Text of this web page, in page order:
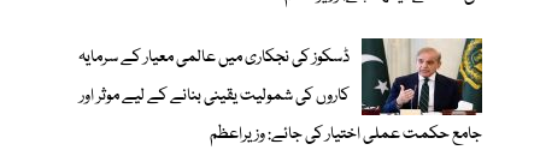
ڈسکوز کی نجکاری میں عالمی معیار کے سرمایہ
کاروں کی شمولیت یقینی بنانے کے لیے موثر اور
جامع حکمت عملی اختیار کی جائے: وزیراعظم